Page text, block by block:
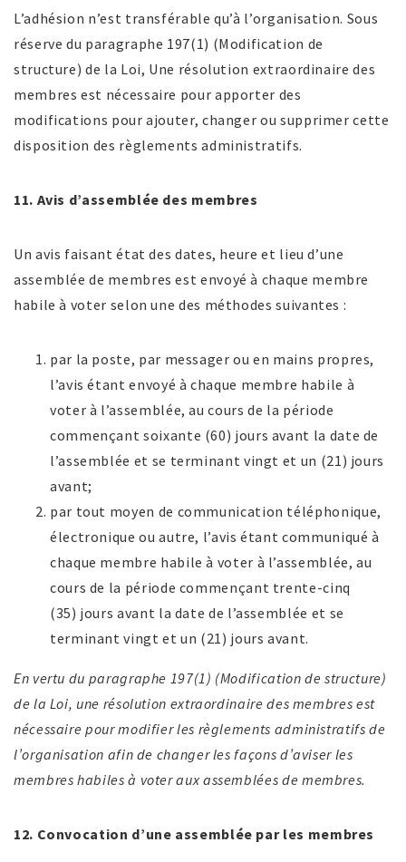
L’adhésion n’est transférable qu’à l’organisation. Sous
réserve du paragraphe 197(1) (Modification de
structure) de la Loi, Une résolution extraordinaire des
membres est nécessaire pour apporter des
modifications pour ajouter, changer ou supprimer cette
disposition des règlements administratifs.
11. Avis d’assemblée des membres
Un avis faisant état des dates, heure et lieu d’une
assemblée de membres est envoyé à chaque membre
habile à voter selon une des méthodes suivantes :
par la poste, par messager ou en mains propres,
l’avis étant envoyé à chaque membre habile à
voter à l’assemblée, au cours de la période
commençant soixante (60) jours avant la date de
l’assemblée et se terminant vingt et un (21) jours
avant;
par tout moyen de communication téléphonique,
électronique ou autre, l’avis étant communiqué à
chaque membre habile à voter à l’assemblée, au
cours de la période commençant trente-cinq
(35) jours avant la date de l’assemblée et se
terminant vingt et un (21) jours avant.
En vertu du paragraphe 197(1) (Modification de structure)
de la Loi, une résolution extraordinaire des membres est
nécessaire pour modifier les règlements administratifs de
l’organisation afin de changer les façons d’aviser les
membres habiles à voter aux assemblées de membres.
12. Convocation d’une assemblée par les membres